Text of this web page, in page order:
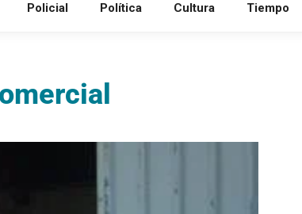
Policial Política Cultura Tiempo